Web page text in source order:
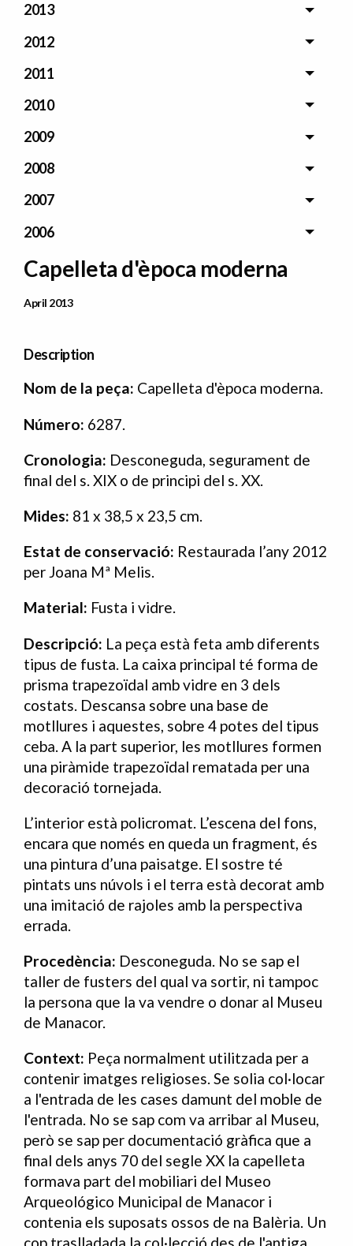
2013
2012
2011
2010
2009
2008
2007
2006
Capelleta d'època moderna
Data Publicació
April 2013
Description
Nom de la peça: Capelleta d'època moderna.
Número: 6287.
Cronologia: Desconeguda, segurament de
final del s. XIX o de principi del s. XX.
Mides: 81 x 38,5 x 23,5 cm.
Estat de conservació: Restaurada l’any 2012
per Joana Mª Melis.
Material: Fusta i vidre.
Descripció: La peça està feta amb diferents
tipus de fusta. La caixa principal té forma de
prisma trapezoïdal amb vidre en 3 dels
costats. Descansa sobre una base de
motllures i aquestes, sobre 4 potes del tipus
ceba. A la part superior, les motllures formen
una piràmide trapezoïdal rematada per una
decoració tornejada.
L’interior està policromat. L’escena del fons,
encara que només en queda un fragment, és
una pintura d’una paisatge. El sostre té
pintats uns núvols i el terra està decorat amb
una imitació de rajoles amb la perspectiva
errada.
Procedència: Desconeguda. No se sap el
taller de fusters del qual va sortir, ni tampoc
la persona que la va vendre o donar al Museu
de Manacor.
Context: Peça normalment utilitzada per a
contenir imatges religioses. Se solia col·locar
a l'entrada de les cases damunt del moble de
l'entrada. No se sap com va arribar al Museu,
però se sap per documentació gràfica que a
final dels anys 70 del segle XX la capelleta
formava part del mobiliari del Museo
Arqueológico Municipal de Manacor i
contenia els suposats ossos de na Balèria. Un